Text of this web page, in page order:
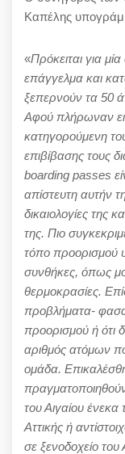
Καπέλης
«Πρόκειται για
επάγγελμα και
ξεπερνούν τα 50
Αφού πλήρωναν
κατηγορούμενη
επιβίβασης τους
boarding passes
απίστευτη αυτήν
δικαιολογίες της
της. Πιο
τόπο προορισμού
συνθήκες, όπως
θερμοκρασίες.
προβλήματα-
προορισμού ή ότι
αριθμός ατόμων
ομάδα.
του Αιγαίου
Αττικής ή
σε ξενοδοχείο του